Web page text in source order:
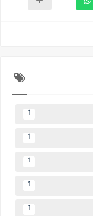
1
1
1
1
1